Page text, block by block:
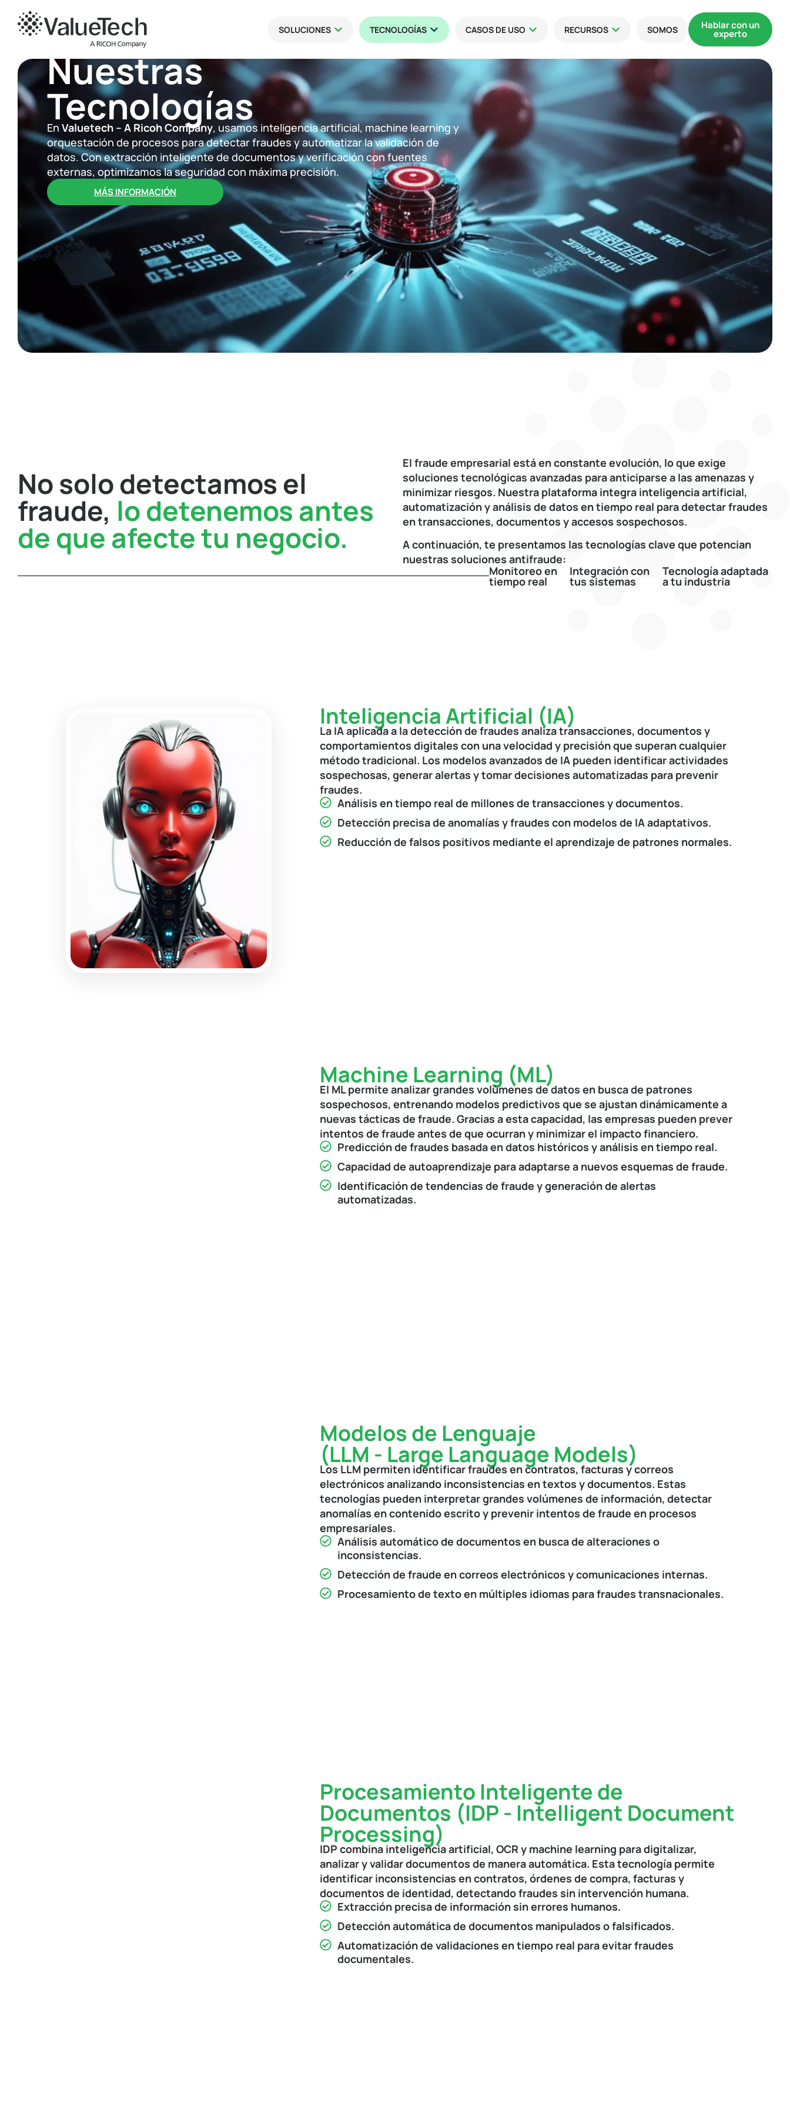
SOLUCIONES TECNOLOGÍAS CASOS DE USO RECURSOS SOMOS Hablar con un
experto
Nuestras
Tecnologías
En Valuetech – A Ricoh Company, usamos inteligencia artificial, machine learning y
orquestación de procesos para detectar fraudes y automatizar la validación de
datos. Con extracción inteligente de documentos y verificación con fuentes
externas, optimizamos la seguridad con máxima precisión.
MÁS INFORMACIÓN
No solo detectamos el
fraude, lo detenemos antes
de que afecte tu negocio.
El fraude empresarial está en constante evolución, lo que exige
soluciones tecnológicas avanzadas para anticiparse a las amenazas y
minimizar riesgos. Nuestra plataforma integra inteligencia artificial,
automatización y análisis de datos en tiempo real para detectar fraudes
en transacciones, documentos y accesos sospechosos.
A continuación, te presentamos las tecnologías clave que potencian
nuestras soluciones antifraude:
Monitoreo en
tiempo real
Integración con
tus sistemas
Tecnología adaptada
a tu industria
Inteligencia Artificial (IA)
La IA aplicada a la detección de fraudes analiza transacciones, documentos y
comportamientos digitales con una velocidad y precisión que superan cualquier
método tradicional. Los modelos avanzados de IA pueden identificar actividades
sospechosas, generar alertas y tomar decisiones automatizadas para prevenir
fraudes.
Análisis en tiempo real de millones de transacciones y documentos.
Detección precisa de anomalías y fraudes con modelos de IA adaptativos.
Reducción de falsos positivos mediante el aprendizaje de patrones normales.
Machine Learning (ML)
El ML permite analizar grandes volúmenes de datos en busca de patrones
sospechosos, entrenando modelos predictivos que se ajustan dinámicamente a
nuevas tácticas de fraude. Gracias a esta capacidad, las empresas pueden prever
intentos de fraude antes de que ocurran y minimizar el impacto financiero.
Predicción de fraudes basada en datos históricos y análisis en tiempo real.
Capacidad de autoaprendizaje para adaptarse a nuevos esquemas de fraude.
Identificación de tendencias de fraude y generación de alertas
automatizadas.
Modelos de Lenguaje
(LLM - Large Language Models)
Los LLM permiten identificar fraudes en contratos, facturas y correos
electrónicos analizando inconsistencias en textos y documentos. Estas
tecnologías pueden interpretar grandes volúmenes de información, detectar
anomalías en contenido escrito y prevenir intentos de fraude en procesos
empresariales.
Análisis automático de documentos en busca de alteraciones o
inconsistencias.
Detección de fraude en correos electrónicos y comunicaciones internas.
Procesamiento de texto en múltiples idiomas para fraudes transnacionales.
Procesamiento Inteligente de
Documentos (IDP - Intelligent Document
Processing)
IDP combina inteligencia artificial, OCR y machine learning para digitalizar,
analizar y validar documentos de manera automática. Esta tecnología permite
identificar inconsistencias en contratos, órdenes de compra, facturas y
documentos de identidad, detectando fraudes sin intervención humana.
Extracción precisa de información sin errores humanos.
Detección automática de documentos manipulados o falsificados.
Automatización de validaciones en tiempo real para evitar fraudes
documentales.